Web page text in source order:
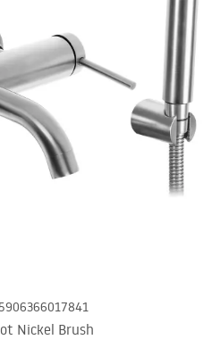
5906366017841
Nickel Brush